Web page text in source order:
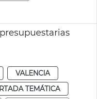
VALENCIA
TEMÁTICA